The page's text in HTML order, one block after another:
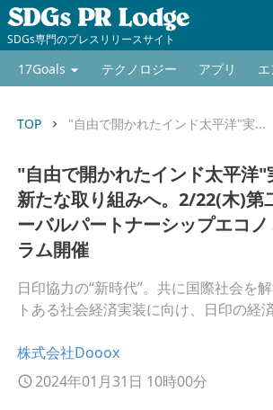
SDGs専門のプレスリリースサイト
17Goals テクノロジー アプリ
TOP keyboard_arrow_right "自由で開かれたインド太平洋"実...
"自由で開かれたインド太平洋"
新たな取り組みへ。2/22(木)第
ーバルパートナーシップエコ
ラム開催
日印協力の“新時代”。共に国際社会を
トある社会経済実装に向け、日印の経
株式会社Dooox
2024年01月31日 10時00分